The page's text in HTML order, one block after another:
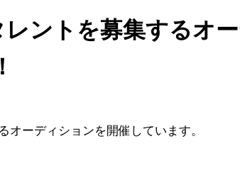
レントを募集するオ
ーディションを開催しています。